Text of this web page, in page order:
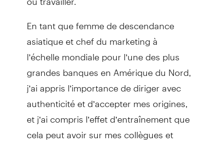
En tant que femme de descendance
asiatique et chef du marketing à
l’échelle mondiale pour l’une des plus
grandes banques en Amérique du Nord,
j’ai appris l’importance de diriger avec
authenticité et d’accepter mes origines,
et j’ai compris l’effet d’entraînement que
cela peut avoir sur mes collègues et